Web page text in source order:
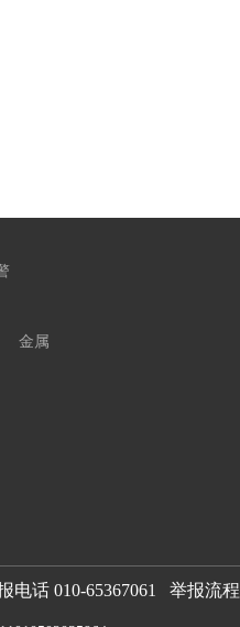
金属
电话 010-65367061 举报流程